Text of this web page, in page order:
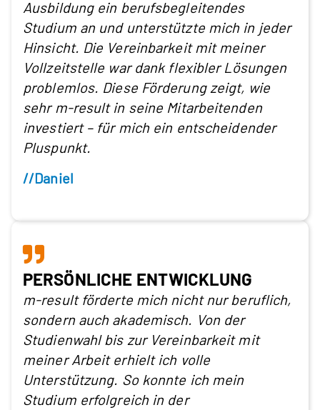
Ausbildung ein berufsbegleitendes
Studium an und unterstützte mich in jeder
Hinsicht. Die Vereinbarkeit mit meiner
Vollzeitstelle war dank flexibler Lösungen
problemlos. Diese Förderung zeigt, wie
sehr m-result in seine Mitarbeitenden
investiert – für mich ein entscheidender
Pluspunkt.
//Daniel
PERSÖNLICHE ENTWICKLUNG
m-result förderte mich nicht nur beruflich,
sondern auch akademisch. Von der
Studienwahl bis zur Vereinbarkeit mit
meiner Arbeit erhielt ich volle
Unterstützung. So konnte ich mein
Studium erfolgreich in der